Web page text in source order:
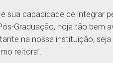
sua capacidade de integrar
Graduação, hoje tão bem
na nossa instituição,
reitora”.